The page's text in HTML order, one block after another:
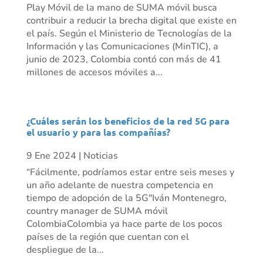
Play Móvil de la mano de SUMA móvil busca
contribuir a reducir la brecha digital que existe en
el país. Según el Ministerio de Tecnologías de la
Información y las Comunicaciones (MinTIC), a
junio de 2023, Colombia contó con más de 41
millones de accesos móviles a...
¿Cuáles serán los beneficios de la red 5G para
el usuario y para las compañías?
9 Ene 2024 | Noticias
“Fácilmente, podríamos estar entre seis meses y
un año adelante de nuestra competencia en
tiempo de adopción de la 5G"Iván Montenegro,
country manager de SUMA móvil
ColombiaColombia ya hace parte de los pocos
países de la región que cuentan con el
despliegue de la...